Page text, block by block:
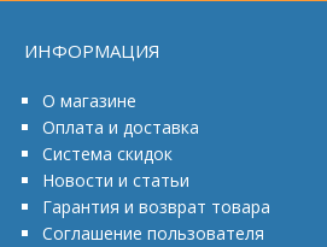
ИНФОРМАЦИЯ
О магазине
Оплата и доставка
Система скидок
Новости и статьи
Гарантия и возврат товара
Соглашение пользователя